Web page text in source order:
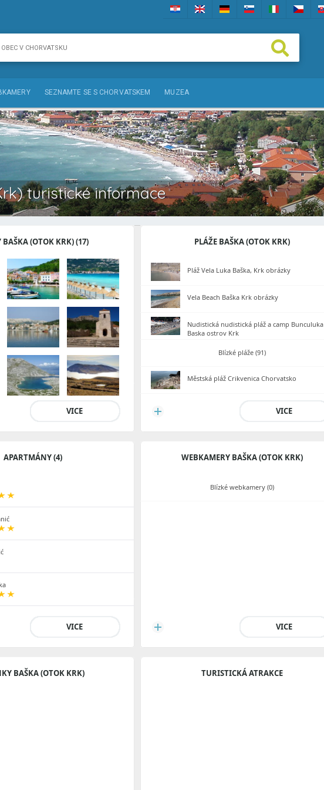
SEZNAMTE SE S CHORVATSKEM MUZEA
turistické informace
BAŠKA (OTOK KRK) (17)
VICE
APARTMÁNY (4)
VICE
BAŠKA (OTOK KRK)
PLÁŽE BAŠKA (OTOK KRK)
Pláž Vela Luka Baška, Krk obrázky
Vela Beach Baška Krk obrázky
Nudistická nudistická pláž a camp Bunculuka
Baska ostrov Krk
Blízké pláže (91)
Městská pláž Crikvenica Chorvatsko
VICE
WEBKAMERY BAŠKA (OTOK KRK)
Blízké webkamery (0)
VICE
TURISTICKÁ ATRAKCE